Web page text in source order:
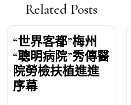
Related Posts
“世界客都”梅州
“聰明病院”秀傳醫
院勞檢扶植進進
序幕